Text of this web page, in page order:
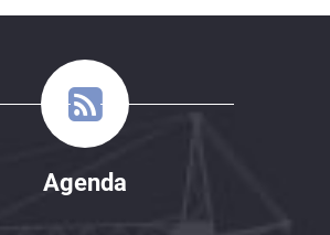
Agenda